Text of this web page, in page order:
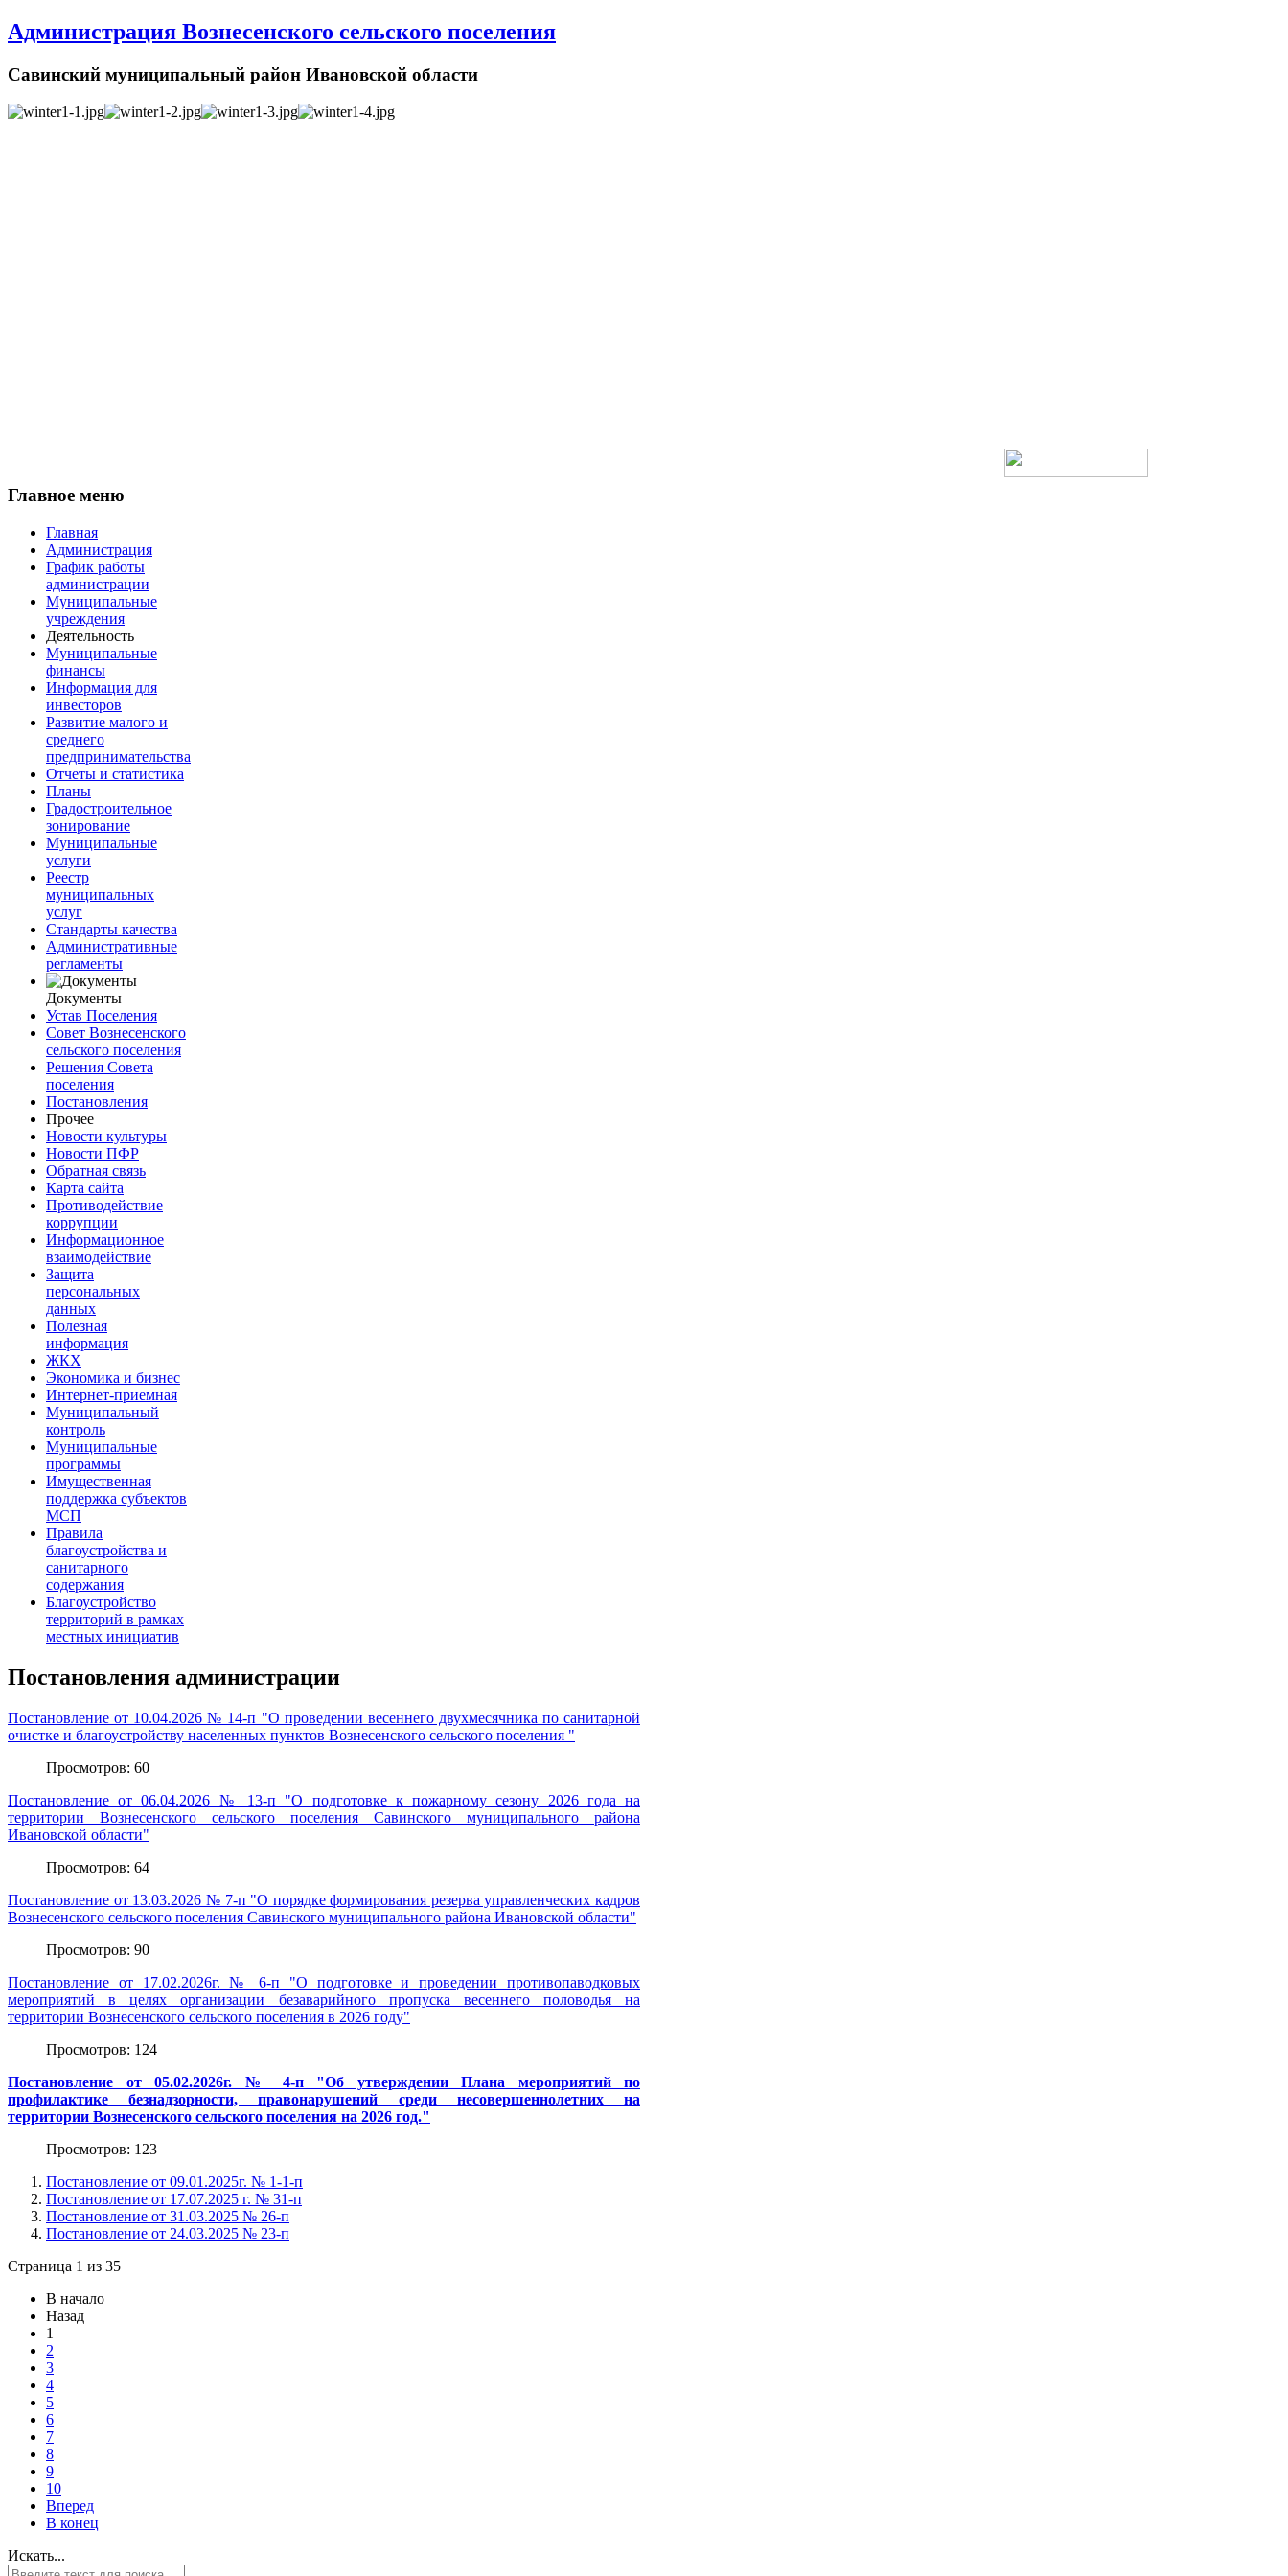
Администрация Вознесенского сельского поселения
Савинский муниципальный район Ивановской области
Главное меню
Главная
Администрация
График работы
администрации
Муниципальные
учреждения
Деятельность
Муниципальные
финансы
Информация для
инвесторов
Развитие малого и
среднего
предпринимательства
Отчеты и статистика
Планы
Градостроительное
зонирование
Муниципальные
услуги
Реестр
муниципальных
услуг
Стандарты качества
Административные
регламенты
Документы
Устав Поселения
Совет Вознесенского
сельского поселения
Решения Совета
поселения
Постановления
Прочее
Новости культуры
Новости ПФР
Обратная связь
Карта сайта
Противодействие
коррупции
Информационное
взаимодействие
Защита
персональных
данных
Полезная
информация
ЖКХ
Экономика и бизнес
Интернет-приемная
Муниципальный
контроль
Муниципальные
программы
Имущественная
поддержка субъектов
МСП
Правила
благоустройства и
санитарного
содержания
Благоустройство
территорий в рамках
местных инициатив
Постановления администрации
Постановление от 10.04.2026 № 14-п "О проведении весеннего двухмесячника по санитарной
очистке и благоустройству населенных пунктов Вознесенского сельского поселения "
Просмотров: 60
Постановление от 06.04.2026 № 13-п "О подготовке к пожарному сезону 2026 года на
территории Вознесенского сельского поселения Савинского муниципального района
Ивановской области"
Просмотров: 64
Постановление от 13.03.2026 № 7-п "О порядке формирования резерва управленческих кадров
Вознесенского сельского поселения Савинского муниципального района Ивановской области"
Просмотров: 90
Постановление от 17.02.2026г. № 6-п "О подготовке и проведении противопаводковых
мероприятий в целях организации безаварийного пропуска весеннего половодья на
территории Вознесенского сельского поселения в 2026 году"
Просмотров: 124
Постановление от 05.02.2026г. № 4-п "Об утверждении Плана мероприятий по
профилактике безнадзорности, правонарушений среди несовершеннолетних на
территории Вознесенского сельского поселения на 2026 год."
Просмотров: 123
Постановление от 09.01.2025г. № 1-1-п
Постановление от 17.07.2025 г. № 31-п
Постановление от 31.03.2025 № 26-п
Постановление от 24.03.2025 № 23-п
Страница 1 из 35
В начало
Назад
1
2
3
4
5
6
7
8
9
10
Вперед
В конец
Искать...